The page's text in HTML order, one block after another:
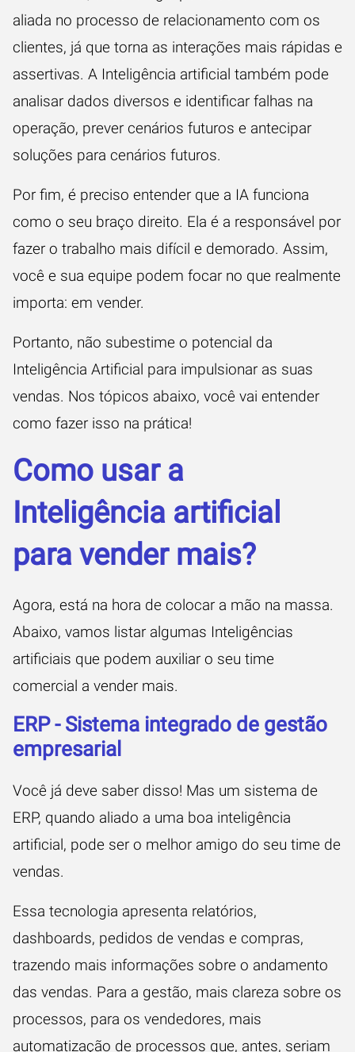
aliada no processo de relacionamento com os
clientes, já que torna as interações mais rápidas e
assertivas. A Inteligência artificial também pode
analisar dados diversos e identificar falhas na
operação, prever cenários futuros e antecipar
soluções para cenários futuros.
Por fim, é preciso entender que a IA funciona
como o seu braço direito. Ela é a responsável por
fazer o trabalho mais difícil e demorado. Assim,
você e sua equipe podem focar no que realmente
importa: em vender.
Portanto, não subestime o potencial da
Inteligência Artificial para impulsionar as suas
vendas. Nos tópicos abaixo, você vai entender
como fazer isso na prática!
Como usar a
Inteligência artificial
para vender mais?
Agora, está na hora de colocar a mão na massa.
Abaixo, vamos listar algumas Inteligências
artificiais que podem auxiliar o seu time
comercial a vender mais.
ERP - Sistema integrado de gestão
empresarial
Você já deve saber disso! Mas um sistema de
ERP, quando aliado a uma boa inteligência
artificial, pode ser o melhor amigo do seu time de
vendas.
Essa tecnologia apresenta relatórios,
dashboards, pedidos de vendas e compras,
trazendo mais informações sobre o andamento
das vendas. Para a gestão, mais clareza sobre os
processos, para os vendedores, mais
automatização de processos que, antes, seriam